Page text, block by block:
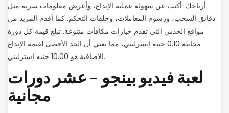
أرباحك. أكتب عن سهولة عملية الإيداع، وأعرض معلومات سرية مثل
دقائق السحب، ورسوم المعاملات، وحلقات التحكم. كما أقدم المزيد من
مواقع الخدش التي تقدم خيارات مكافآت متنوعة. تبلغ قيمة كل دورة
مجانية 0.10 جنيه إسترليني، مما يعني أن الحد الأقصى لقيمة الإيداع
الإضافية هو 10.00 جنيه إسترليني.
لعبة فيديو بينجو – عشر دورات
مجانية